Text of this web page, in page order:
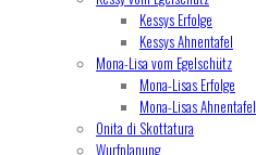
Kessys Erfolge
Kessys Ahnentafel
Mona-Lisa vom Egelschütz
Mona-Lisas Erfolge
Mona-Lisas Ahnentafel
Onita di Skottatura
Wurfplanung